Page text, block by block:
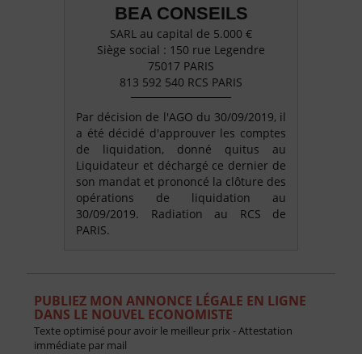
BEA CONSEILS
SARL au capital de 5.000 €
Siège social : 150 rue Legendre
75017 PARIS
813 592 540 RCS PARIS
Par décision de l'AGO du 30/09/2019, il
a été décidé d'approuver les comptes
de liquidation, donné quitus au
Liquidateur et déchargé ce dernier de
son mandat et prononcé la clôture des
opérations de liquidation au
30/09/2019. Radiation au RCS de
PARIS.
PUBLIEZ MON ANNONCE LÉGALE EN LIGNE
DANS LE NOUVEL ECONOMISTE
Texte optimisé pour avoir le meilleur prix - Attestation
immédiate par mail